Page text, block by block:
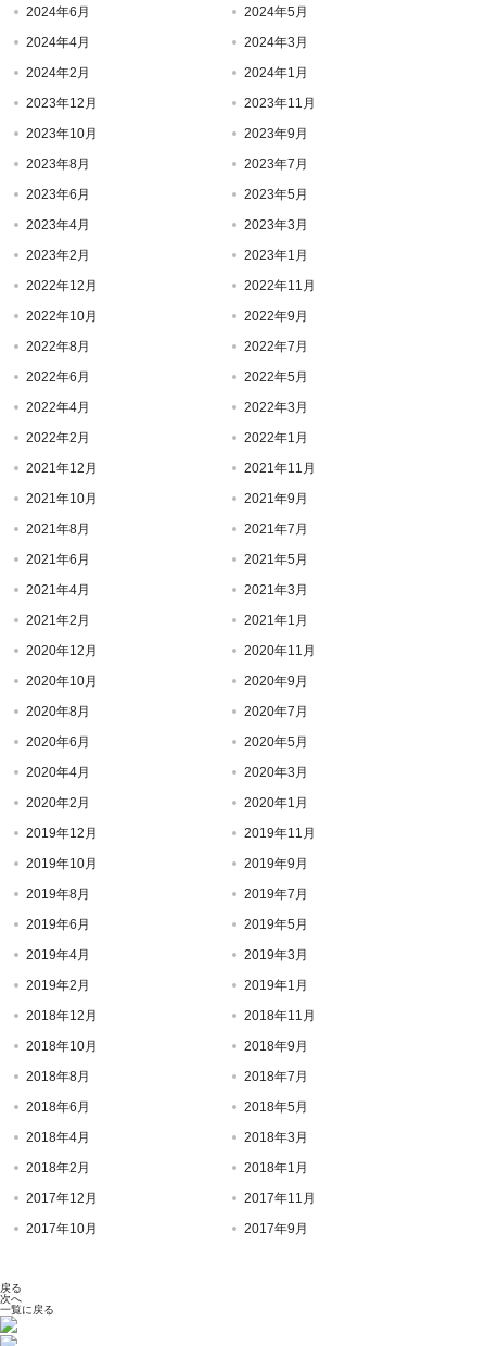
2024年6月
2024年5月
2024年4月
2024年3月
2024年2月
2024年1月
2023年12月
2023年11月
2023年10月
2023年9月
2023年8月
2023年7月
2023年6月
2023年5月
2023年4月
2023年3月
2023年2月
2023年1月
2022年12月
2022年11月
2022年10月
2022年9月
2022年8月
2022年7月
2022年6月
2022年5月
2022年4月
2022年3月
2022年2月
2022年1月
2021年12月
2021年11月
2021年10月
2021年9月
2021年8月
2021年7月
2021年6月
2021年5月
2021年4月
2021年3月
2021年2月
2021年1月
2020年12月
2020年11月
2020年10月
2020年9月
2020年8月
2020年7月
2020年6月
2020年5月
2020年4月
2020年3月
2020年2月
2020年1月
2019年12月
2019年11月
2019年10月
2019年9月
2019年8月
2019年7月
2019年6月
2019年5月
2019年4月
2019年3月
2019年2月
2019年1月
2018年12月
2018年11月
2018年10月
2018年9月
2018年8月
2018年7月
2018年6月
2018年5月
2018年4月
2018年3月
2018年2月
2018年1月
2017年12月
2017年11月
2017年10月
2017年9月
戻る
次へ
一覧に戻る